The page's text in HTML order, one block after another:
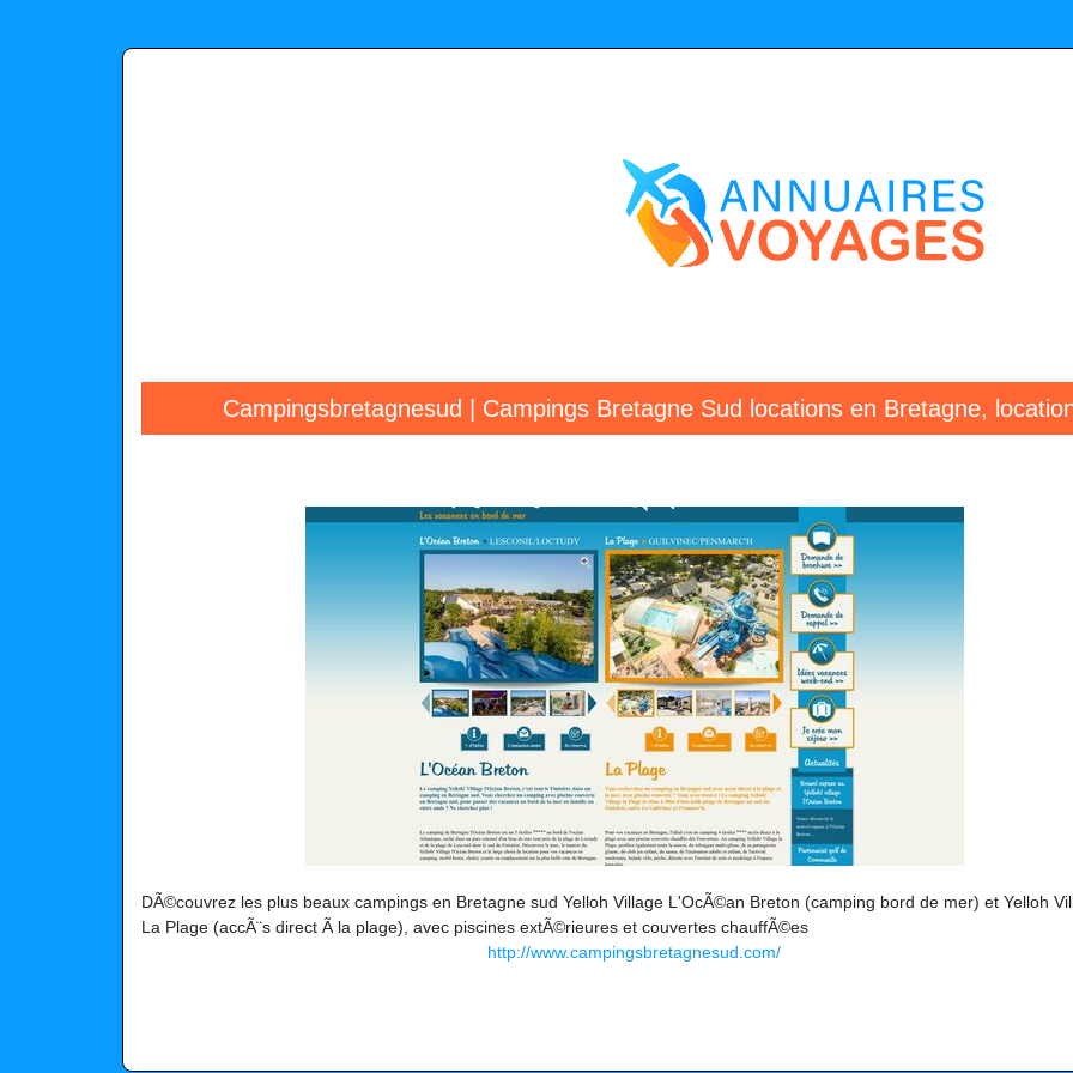
Campingsbretagnesud | Campings Bretagne Sud locations en Bretagne,
DÃ©couvrez les plus beaux campings en Bretagne sud Yelloh Village L'OcÃ©an Breton (camping bord de mer) et Yelloh
La Plage (accÃ¨s direct Ã la plage), avec piscines extÃ©rieures et couvertes chauffÃ©es
http://www.campingsbretagnesud.com/